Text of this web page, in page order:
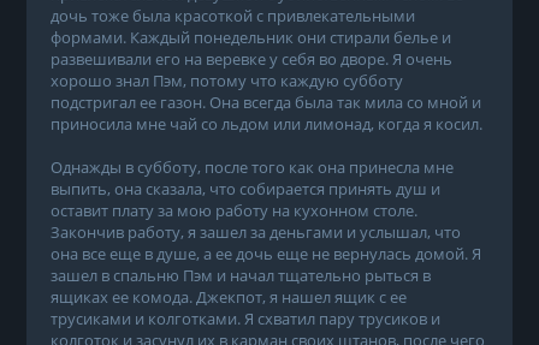
дочь тоже была красоткой с привлекательными
формами. Каждый понедельник они стирали белье и
развешивали его на веревке у себя во дворе. Я очень
хорошо знал Пэм, потому что каждую субботу
подстригал ее газон. Она всегда была так мила со мной и
приносила мне чай со льдом или лимонад, когда я косил.
Однажды в субботу, после того как она принесла мне
выпить, она сказала, что собирается принять душ и
оставит плату за мою работу на кухонном столе.
Закончив работу, я зашел за деньгами и услышал, что
она все еще в душе, а ее дочь еще не вернулась домой. Я
зашел в спальню Пэм и начал тщательно рыться в
ящиках ее комода. Джекпот, я нашел ящик с ее
трусиками и колготками. Я схватил пару трусиков и
колготок и засунул их в карман своих штанов, после чего